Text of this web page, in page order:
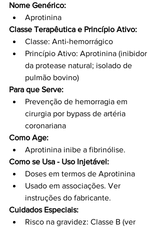
Nome Genérico:
Aprotinina
Classe Terapêutica e Princípio Ativo:
Classe: Anti-hemorrágico
Princípio Ativo: Aprotinina (inibidor
da protease natural; isolado de
pulmão bovino)
Para que Serve:
Prevenção de hemorragia em
cirurgia por bypass de artéria
coronariana
Como Age:
Aprotinina inibe a fibrinólise.
Como se Usa - Uso Injetável:
Doses em termos de Aprotinina
Usado em associações. Ver
instruções do fabricante.
Cuidados Especiais:
Risco na gravidez: Classe B (ver